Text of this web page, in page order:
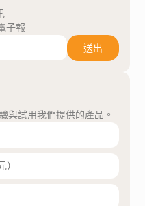
子報
送出
與試用我們提供的產品。